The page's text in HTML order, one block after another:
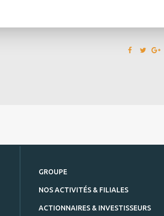
GROUPE
NOS ACTIVITÉS & FILIALES
ACTIONNAIRES & INVESTISSEURS